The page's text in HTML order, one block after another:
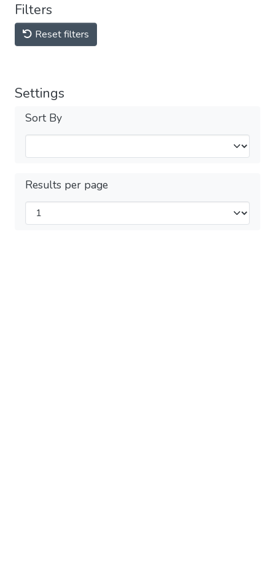
Filters
Reset filters
Settings
Sort By
Results per page